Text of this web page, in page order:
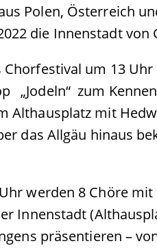
Polen, Österreich
die Innenstadt von
Chorfestival um 13
„Jodeln“ zum
Althausplatz mit
das Allgäu hinaus
werden 8 Chöre mit
Innenstadt
präsentieren –